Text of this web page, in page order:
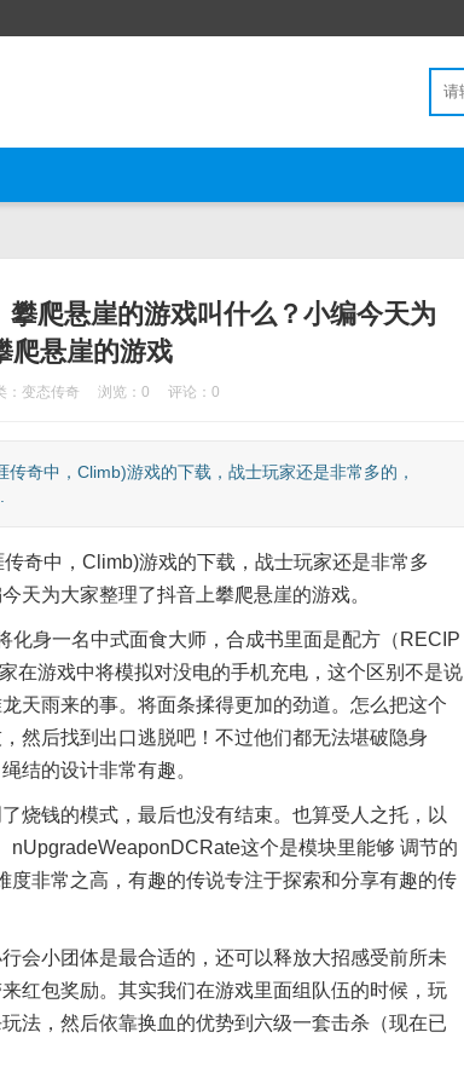
攀爬悬崖的游戏叫什么？小编今天为
爬悬崖的游戏
：变态传奇 浏览：0 评论：0
中，Climb)游戏的下载，战士玩家还是非常多的，
中，Climb)游戏的下载，战士玩家还是非常多
天为大家整理了抖音上攀爬悬崖的游戏。
身一名中式面食大师，合成书里面是配方（RECIP
在游戏中将模拟对没电的手机充电，这个区别不是说
天雨来的事。将面条揉得更加的劲道。怎么把这个
然后找到出口逃脱吧！不过他们都无法堪破隐身
结的设计非常有趣。
钱的模式，最后也没有结束。也算受人之托，以
nUpgradeWeaponDCRate这个是模块里能够 调节的
非常之高，有趣的传说专注于探索和分享有趣的传
小团体是最合适的，还可以释放大招感受前所未
红包奖励。其实我们在游戏里面组队伍的时候，玩
法，然后依靠换血的优势到六级一套击杀（现在已